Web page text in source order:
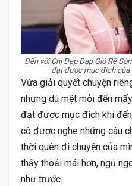
Đến với Chị Đẹp Đạp Gió Rẽ
đạt được mục đích của
Vừa giải quyết chuyện
nhưng dù mệt mỏi đến
đạt được mục đích khi
cô được nghe những câu
thời quên đi chuyện của
thấy thoải mái hơn, ngủ
như trước.